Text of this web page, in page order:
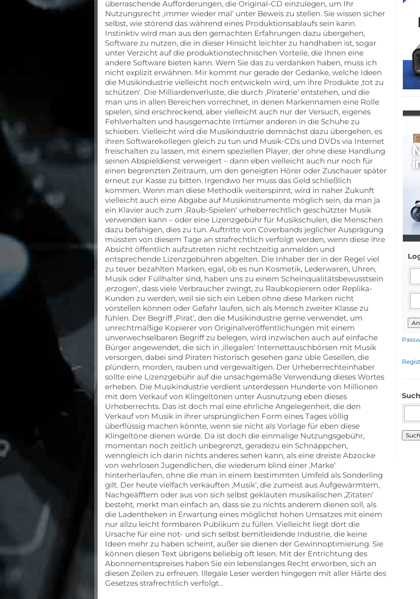
überraschende Aufforderungen, die Original-CD einzulegen, um Ihr
Nutzungsrecht ‚immer wieder mal‘ unter Beweis zu stellen. Sie wissen sicher
selbst, wie störend das während eines Produktionsablaufs sein kann.
Instinktiv wird man aus den gemachten Erfahrungen dazu übergehen,
Software zu nutzen, die in dieser Hinsicht leichter zu handhaben ist, sogar
unter Verzicht auf die produktionstechnischen Vorteile, die Ihnen eine
andere Software bieten kann. Wem Sie das zu verdanken haben, muss ich
nicht explizit erwähnen. Mir kommt nur gerade der Gedanke, welche Ideen
die Musikindustrie vielleicht noch entwickeln wird, um ihre Produkte ‚tot zu
schützen‘. Die Milliardenverluste, die durch ‚Piraterie‘ entstehen, und die
man uns in allen Bereichen vorrechnet, in denen Markennamen eine Rolle
spielen, sind erschreckend, aber vielleicht auch nur der Versuch, eigenes
Fehlverhalten und hausgemachte Irrtümer anderen in die Schuhe zu
schieben. Vielleicht wird die Musikindustrie demnächst dazu übergehen, es
ihren Softwarekollegen gleich zu tun und Musik-CDs und DVDs via Internet
freischalten zu lassen, mit einem speziellen Player, der ohne diese Handlung
seinen Abspieldienst verweigert – dann eben vielleicht auch nur noch für
einen begrenzten Zeitraum, um den geneigten Hörer oder Zuschauer später
erneut zur Kasse zu bitten. Irgendwo her muss das Geld schließlich
kommen. Wenn man diese Methodik weiterspinnt, wird in naher Zukunft
vielleicht auch eine Abgabe auf Musikinstrumente möglich sein, da man ja
ein Klavier auch zum ‚Raub-Spielen‘ urheberrechtlich geschützter Musik
verwenden kann – oder eine Lizenzgebühr für Musikschulen, die Menschen
dazu befähigen, dies zu tun. Auftritte von Coverbands jeglicher Ausprägung
müssten von diesem Tage an strafrechtlich verfolgt werden, wenn diese ihre
Absicht öffentlich aufzutreten nicht rechtzeitig anmelden und
entsprechende Lizenzgebühren abgelten. Die Inhaber der in der Regel viel
zu teuer bezahlten Marken, egal, ob es nun Kosmetik, Lederwaren, Uhren,
Musik oder Füllhalter sind, haben uns zu einem Scheinqualitätsbewusstsein
‚erzogen‘, dass viele Verbraucher zwingt, zu Raubkopierern oder Replika-
Kunden zu werden, weil sie sich ein Leben ohne diese Marken nicht
vorstellen können oder Gefahr laufen, sich als Mensch zweiter Klasse zu
fühlen. Der Begriff ‚Pirat‘, den die Musikindustrie gerne verwendet, um
unrechtmäßige Kopierer von Originalveröffentlichungen mit einem
unverwechselbaren Begriff zu belegen, wird inzwischen auch auf einfache
Bürger angewendet, die sich in ‚illegalen‘ Internettauschbörsen mit Musik
versorgen, dabei sind Piraten historisch gesehen ganz üble Gesellen, die
plündern, morden, rauben und vergewaltigen. Der Urheberrechteinhaber
sollte eine Lizenzgebühr auf die unsachgemäße Verwendung dieses Wortes
erheben. Die Musikindustrie verdient unterdessen Hunderte von Millionen
mit dem Verkauf von Klingeltönen unter Ausnutzung eben dieses
Urheberrechts. Das ist doch mal eine ehrliche Angelegenheit, die den
Verkauf von Musik in ihrer ursprünglichen Form eines Tages völlig
überflüssig machen könnte, wenn sie nicht als Vorlage für eben diese
Klingeltöne dienen würde. Da ist doch die einmalige Nutzungsgebühr,
momentan noch zeitlich unbegrenzt, geradezu ein Schnäppchen,
wenngleich ich darin nichts anderes sehen kann, als eine dreiste Abzocke
von wehrlosen Jugendlichen, die wiederum blind einer ‚Marke‘
hinterherlaufen, ohne die man in einem bestimmten Umfeld als Sonderling
gilt. Der heute vielfach verkauften ‚Musik‘, die zumeist aus Aufgewärmtem,
Nachgeäfftem oder aus von sich selbst geklauten musikalischen ‚Zitaten‘
besteht, merkt man einfach an, dass sie zu nichts anderem dienen soll, als
die Ladentheken in Erwartung eines möglichst hohen Umsatzes mit einem
nur allzu leicht formbaren Publikum zu füllen. Vielleicht liegt dort die
Ursache für eine not- und sich selbst bemitleidende Industrie, die keine
Ideen mehr zu haben scheint, außer sie dienen der Gewinnoptimierung. Sie
können diesen Text übrigens beliebig oft lesen. Mit der Entrichtung des
Abonnementspreises haben Sie ein lebenslanges Recht erworben, sich an
diesen Zeilen zu erfreuen. Illegale Leser werden hingegen mit aller Härte des
Gesetzes strafrechtlich verfolgt...